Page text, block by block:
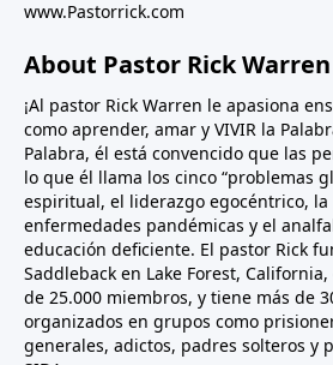
www.Pastorrick.com
About Pastor Rick Warren
¡Al pastor Rick Warren le apasiona
como aprender, amar y VIVIR la
Palabra, él está convencido que las
lo que él llama los cinco “problemas
espiritual, el liderazgo egocéntrico, la
enfermedades pandémicas y el
educación deficiente. El pastor Rick
Saddleback en Lake Forest,
de 25.000 miembros, y tiene más de
organizados en grupos como
generales, adictos, padres solteros y